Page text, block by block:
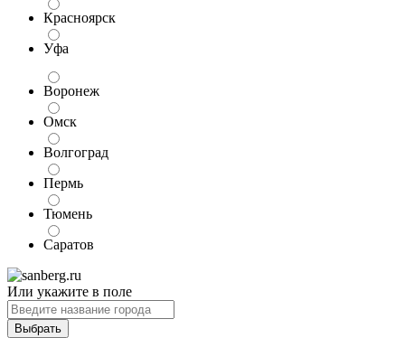
Красноярск
Уфа
Воронеж
Омск
Волгоград
Пермь
Тюмень
Саратов
Или укажите в поле